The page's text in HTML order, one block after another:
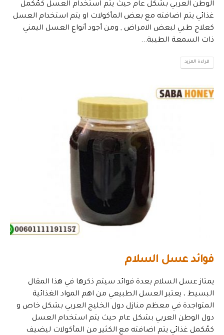
الوطن العربي بشكل عام حيث يتم استخدام العسل كمُكمل
غذائي يتم اضافته مع بعض المأكولات او يتم استخدام العسل
كعلاج طبي لبعض الامراض , ومن أجود أنواع العسل اليمني
ذات السمعة الطيبة...
قراءة المزيد
فوائد عسل السلام
يمتاز عسل السلام بعدة فوائد سيتم ذكرها في هذا المقال
البسيط ، يعتبر العسل الطبيعي من اهم المواد الغذائية
المتواجدة في معظم منازل دول الخليج العربي بشكل خاص و
دول الوطن العربي بشكل عام حيث يتم استخدام العسل
كمُكمل غذائي يتم اضافته مع الكثير من المأكولات ليضيف